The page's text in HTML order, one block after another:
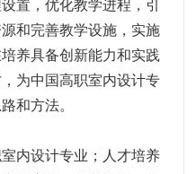
置，优化教学进程，引
和完善教学设施，实施
养具备创新能力和实践
为中国高职室内设计专
和方法。
内设计专业；人才培养